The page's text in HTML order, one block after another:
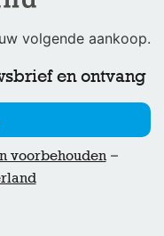
volgende aankoop.
en ontvang
voorbehouden –